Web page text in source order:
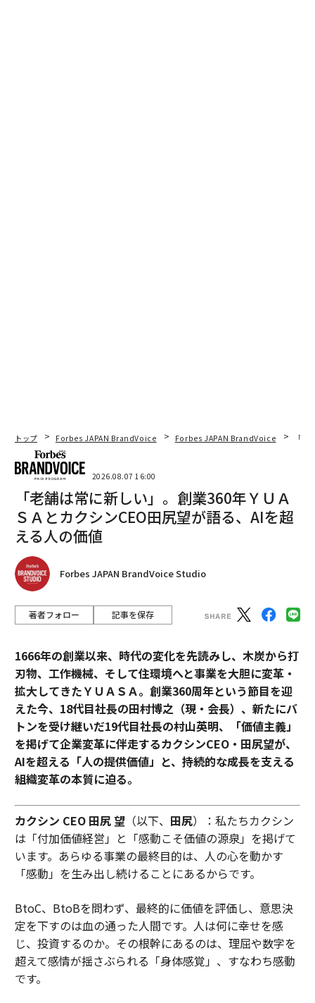
トップ Forbes JAPAN BrandVoice Forbes JAPAN BrandVoice 「
2026.08.07 16:00
「老舗は常に新しい」。創業360年ＹＵＡ
ＳＡとカクシンCEO田尻望が語る、AIを超
える人の価値
Forbes JAPAN BrandVoice Studio
著者フォロー 記事を保存
1666年の創業以来、時代の変化を先読みし、木炭から打
刃物、工作機械、そして住環境へと事業を大胆に変革・
拡大してきたＹＵＡＳＡ。創業360周年という節目を迎
えた今、18代目社長の田村博之（現・会長）、新たにバ
トンを受け継いだ19代目社長の村山英明、「価値主義」
を掲げて企業変革に伴走するカクシンCEO・田尻望が、
AIを超える「人の提供価値」と、持続的な成長を支える
組織変革の本質に迫る。
カクシン CEO 田尻 望（以下、 田尻）：私たちカクシン
は「付加価値経営」と「感動こそ価値の源泉」を掲げて
います。あらゆる事業の最終目的は、人の心を動かす
「感動」を生み出し続けることにあるからです。
BtoC、BtoBを問わず、最終的に価値を評価し、意思決
定を下すのは血の通った人間です。人は何に幸せを感
じ、投資するのか。その根幹にあるのは、理屈や数字を
超えて感情が揺さぶられる「身体感覚」、すなわち感動
です。